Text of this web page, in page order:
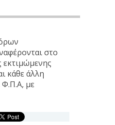
στο
κάθε άλλη
Φ.Π.Α, με